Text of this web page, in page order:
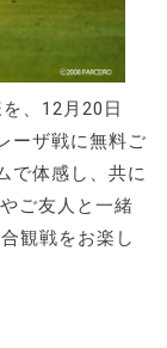
、12月20日
ーザ戦に無料ご
で体感し、共に
ご友人と一緒
観戦をお楽し